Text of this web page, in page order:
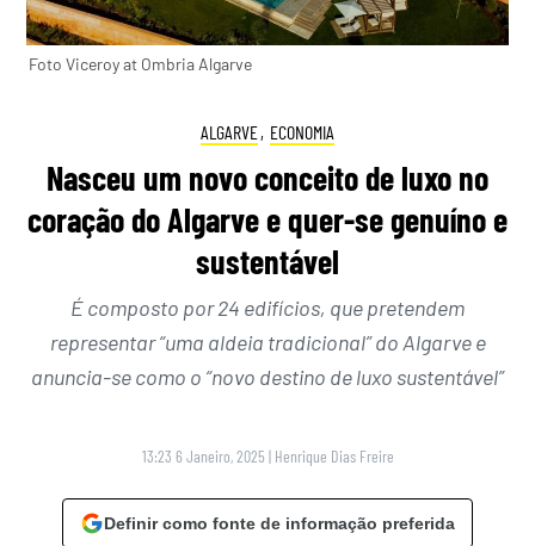
Foto Viceroy at Ombria Algarve
ALGARVE, ECONOMIA
Nasceu um novo conceito de luxo no
coração do Algarve e quer-se genuíno e
sustentável
É composto por 24 edifícios, que pretendem
representar “uma aldeia tradicional” do Algarve e
anuncia-se como o “novo destino de luxo sustentável”
13:23 6 Janeiro, 2025 | Henrique Dias Freire
Definir como fonte de informação preferida